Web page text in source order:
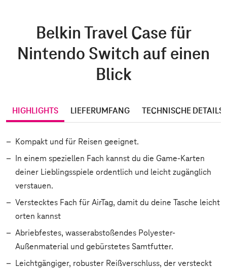
Belkin Travel Case für
Nintendo Switch auf einen
Blick
HIGHLIGHTS LIEFERUMFANG TECHNISCHE DETAILS
Kompakt und für Reisen geeignet.
In einem speziellen Fach kannst du die Game-Karten
deiner Lieblingsspiele ordentlich und leicht zugänglich
verstauen.
Verstecktes Fach für AirTag, damit du deine Tasche leicht
orten kannst
Abriebfestes, wasserabstoßendes Polyester-
Außenmaterial und gebürstetes Samtfutter.
Leichtgängiger, robuster Reißverschluss, der versteckt